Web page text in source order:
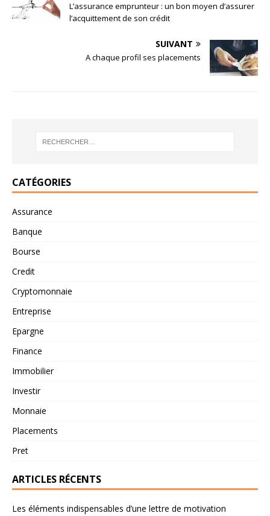
L’assurance emprunteur : un bon moyen d’assurer
l’acquittement de son crédit
SUIVANT
A chaque profil ses placements
CATÉGORIES
Assurance
Banque
Bourse
Credit
Cryptomonnaie
Entreprise
Epargne
Finance
Immobilier
Investir
Monnaie
Placements
Pret
ARTICLES RÉCENTS
Les éléments indispensables d’une lettre de motivation